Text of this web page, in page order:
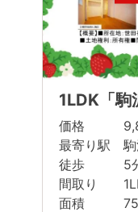
1LDK「駒
価格
最寄り駅 駒
徒歩 5
間取り
面積